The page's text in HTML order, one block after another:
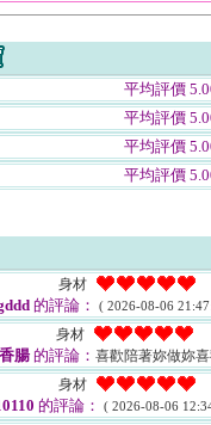
平均評價
平均評價
平均評價
平均評價
身材
的評論： ( 2026-08-06
身材
腸的評論： 喜歡陪著妳做妳
身材
的評論： ( 2026-08-06